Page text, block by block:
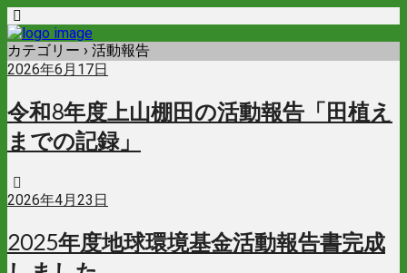
カテゴリー › 活動報告
2026年6月17日
令和8年度上山棚田の活動報告「田植え
までの記録」
2026年4月23日
2025年度地球環境基金活動報告書完成